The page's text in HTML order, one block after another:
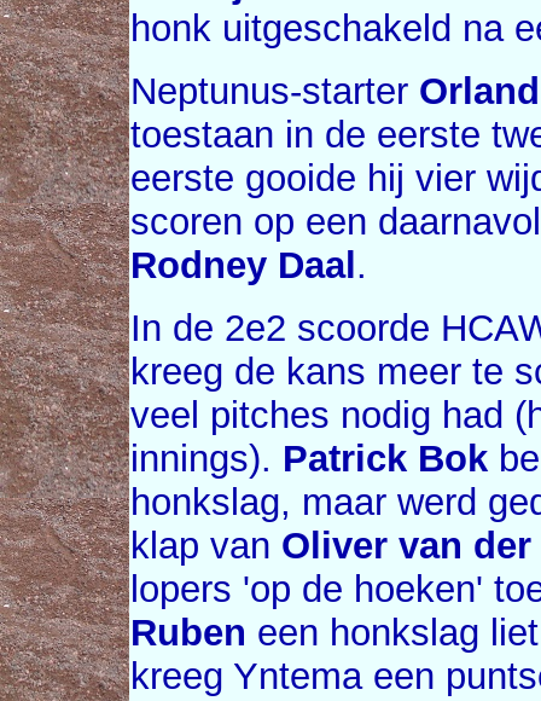
honk uitgeschakeld na
Neptunus-starter
toestaan in de eerste
eerste gooide hij vier
scoren op een
Rodney Daal .
In de 2e2 scoorde
kreeg de kans meer te
veel pitches nodig had
innings). Patrick Bok
honkslag, maar werd
klap van Oliver van
lopers 'op de hoeken'
Ruben een honkslag
kreeg Yntema een